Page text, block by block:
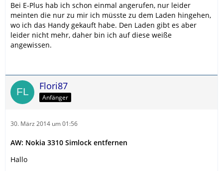
Bei E-Plus hab ich schon einmal angerufen, nur leider
meinten die nur zu mir ich müsste zu dem Laden hingehen,
wo ich das Handy gekauft habe. Den Laden gibt es aber
leider nicht mehr, daher bin ich auf diese weiße
angewissen.
Flori87
Anfänger
30. März 2014 um 01:56
AW: Nokia 3310 Simlock entfernen
Hallo